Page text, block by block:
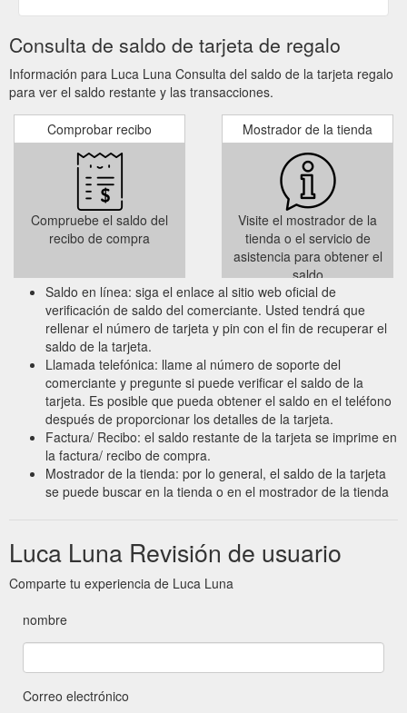
Consulta de saldo de tarjeta de regalo
Información para Luca Luna Consulta del saldo de la tarjeta regalo
para ver el saldo restante y las transacciones.
Comprobar recibo
Compruebe el saldo del
recibo de compra
Mostrador de la tienda
Visite el mostrador de la
tienda o el servicio de
asistencia para obtener el
saldo
Saldo en línea: siga el enlace al sitio web oficial de
verificación de saldo del comerciante. Usted tendrá que
rellenar el número de tarjeta y pin con el fin de recuperar el
saldo de la tarjeta.
Llamada telefónica: llame al número de soporte del
comerciante y pregunte si puede verificar el saldo de la
tarjeta. Es posible que pueda obtener el saldo en el teléfono
después de proporcionar los detalles de la tarjeta.
Factura/ Recibo: el saldo restante de la tarjeta se imprime en
la factura/ recibo de compra.
Mostrador de la tienda: por lo general, el saldo de la tarjeta
se puede buscar en la tienda o en el mostrador de la tienda
Luca Luna Revisión de usuario
Comparte tu experiencia de Luca Luna
nombre
Correo electrónico